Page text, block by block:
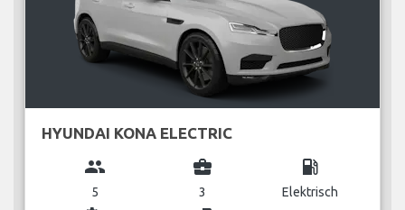
HYUNDAI KONA ELECTRIC
group
5
business_center
3
local_gas_station
Elektrisch